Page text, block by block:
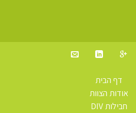
דף הבית
אודות הצוות
חבילות DIV